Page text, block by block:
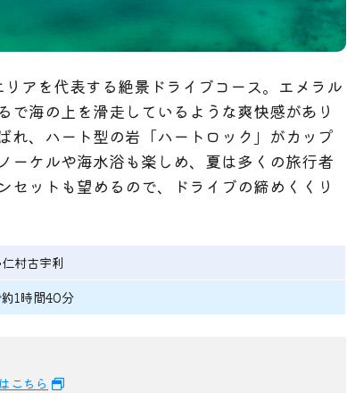
アを代表する絶景ドライブコース。エメラル
で海の上を滑走しているような爽快感があり
れ、ハート型の岩「ハートロック」がカップ
ーケルや海水浴も楽しめ、夏は多くの旅行者
セットも望めるので、ドライブの締めくくり
村古宇利
1時間40分
こちら